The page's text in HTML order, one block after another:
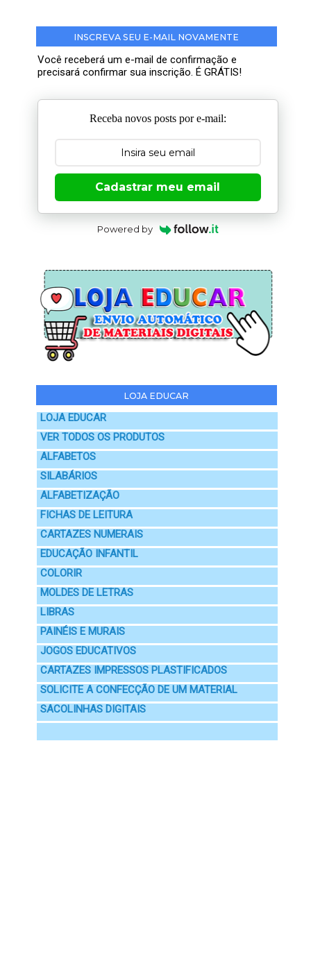
INSCREVA SEU E-MAIL NOVAMENTE
Você receberá um e-mail de confirmação e
precisará confirmar sua inscrição. É GRÁTIS!
Receba novos posts por e-mail:
Cadastrar meu email
Powered by
LOJA EDUCAR
LOJA EDUCAR
VER TODOS OS PRODUTOS
ALFABETOS
SILABÁRIOS
ALFABETIZAÇÃO
FICHAS DE LEITURA
CARTAZES NUMERAIS
EDUCAÇÃO INFANTIL
COLORIR
MOLDES DE LETRAS
LIBRAS
PAINÉIS E MURAIS
JOGOS EDUCATIVOS
CARTAZES IMPRESSOS PLASTIFICADOS
SOLICITE A CONFECÇÃO DE UM MATERIAL
SACOLINHAS DIGITAIS